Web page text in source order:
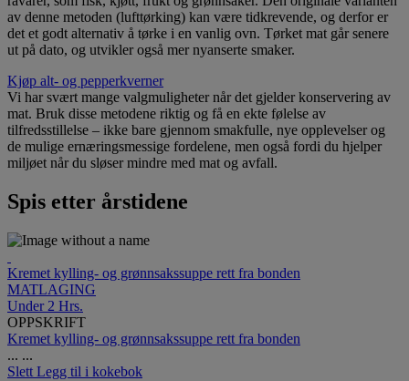
av denne metoden (lufttørking) kan være tidkrevende, og derfor er
det et godt alternativ å tørke i en vanlig ovn. Tørket mat går senere
ut på dato, og utvikler også mer nyanserte smaker.
Kjøp alt- og pepperkverner
Vi har svært mange valgmuligheter når det gjelder konservering av
mat. Bruk disse metodene riktig og få en ekte følelse av
tilfredsstillelse – ikke bare gjennom smakfulle, nye opplevelser og
de mulige ernæringsmessige fordelene, men også fordi du hjelper
miljøet når du sløser mindre med mat og avfall.
Spis etter årstidene
Kremet kylling- og grønnsakssuppe rett fra bonden
MATLAGING
Under 2 Hrs.
OPPSKRIFT
Kremet kylling- og grønnsakssuppe rett fra bonden
... ...
Slett Legg til i kokebok